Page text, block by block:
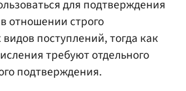
для подтверждения
отношении строго
поступлений, тогда как
требуют отдельного
подтверждения.